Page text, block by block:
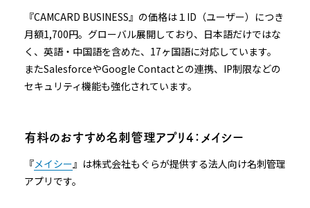
『CAMCARD BUSINESS』の価格は１ID（ユーザー）につき
月額1,700円。グローバル展開しており、日本語だけではな
く、英語・中国語を含めた、17ヶ国語に対応しています。
またSalesforceやGoogle Contactとの連携、IP制限などの
セキュリティ機能も強化されています。
有料のおすすめ名刺管理アプリ４：メイシー
『メイシー 』は株式会社もぐらが提供する法人向け名刺管理
アプリです。